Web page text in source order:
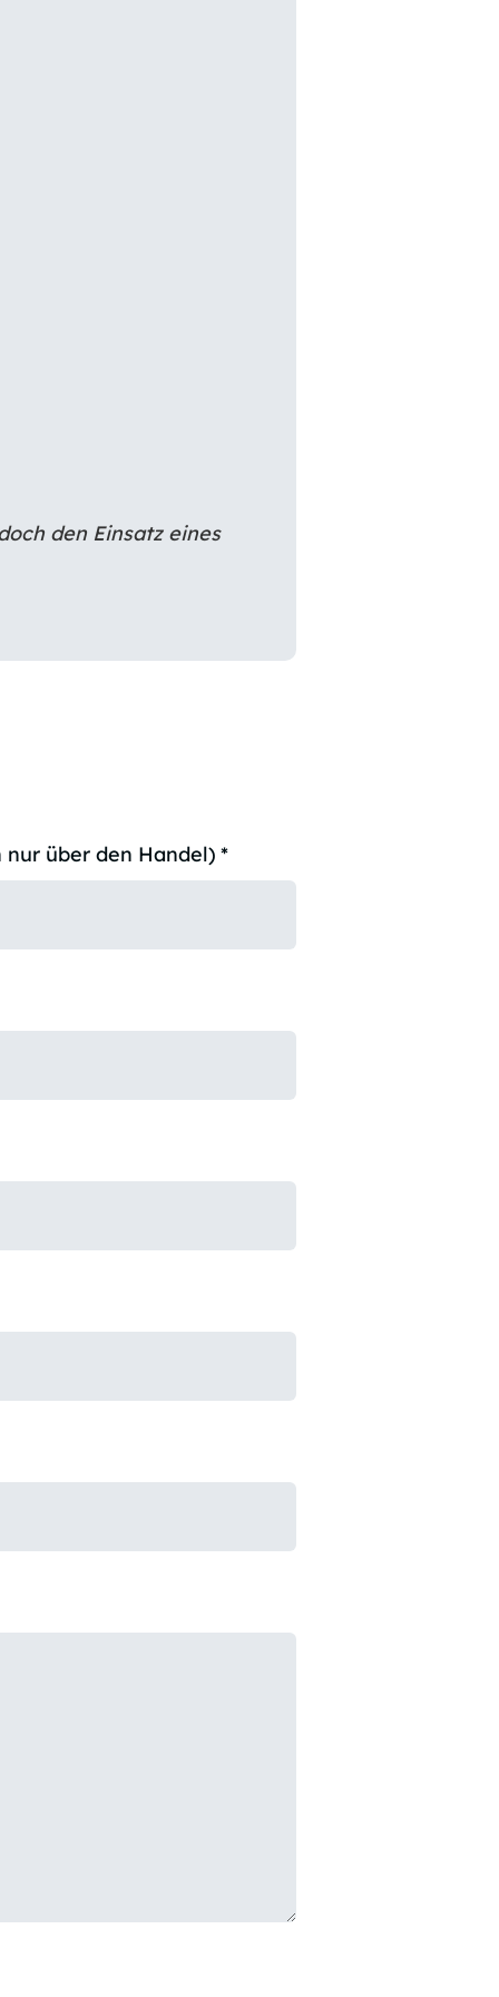
den Einsatz eines
über den Handel) *